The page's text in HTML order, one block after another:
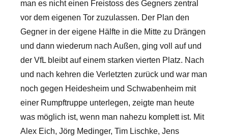
man es nicht einen Freistoss des Gegners zentral
vor dem eigenen Tor zuzulassen. Der Plan den
Gegner in der eigene Hälfte in die Mitte zu Drängen
und dann wiederum nach Außen, ging voll auf und
der VfL bleibt auf einem starken vierten Platz. Nach
und nach kehren die Verletzten zurück und war man
noch gegen Heidesheim und Schwabenheim mit
einer Rumpftruppe unterlegen, zeigte man heute
was möglich ist, wenn man nahezu komplett ist. Mit
Alex Eich, Jörg Medinger, Tim Lischke, Jens